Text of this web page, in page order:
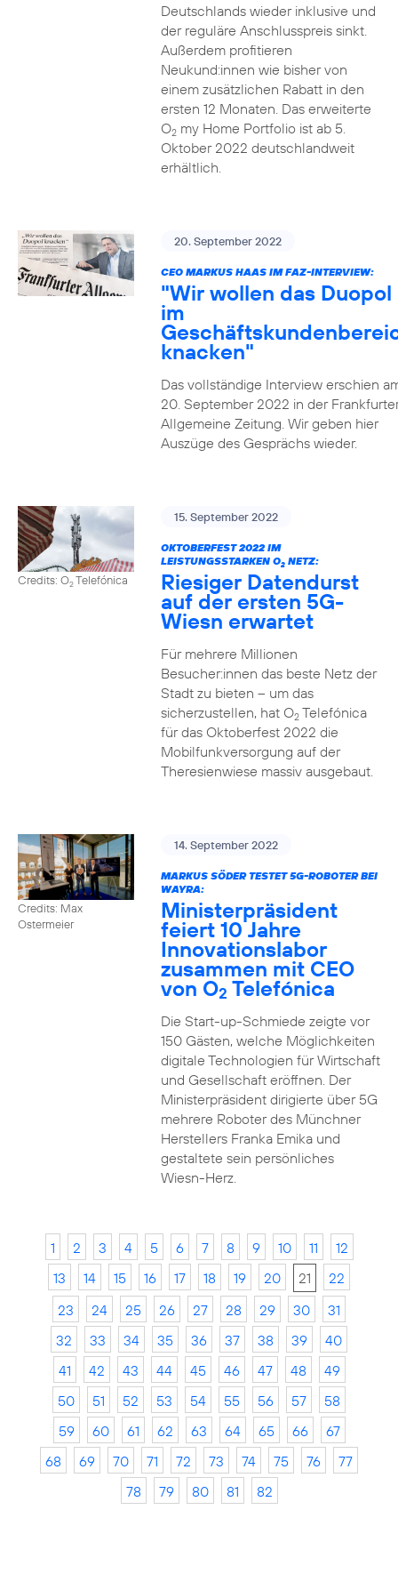
Deutschlands wieder inklusive und
der reguläre Anschlusspreis sinkt.
Außerdem profitieren
Neukund:innen wie bisher von
einem zusätzlichen Rabatt in den
ersten 12 Monaten. Das erweiterte
O2my Home Portfolio ist ab 5.
Oktober 2022 deutschlandweit
erhältlich.
20. September 2022
CEO MARKUS HAAS IM FAZ-INTERVIEW:
"Wir wollen das Duopol
im
knacken"
Das vollständige Interview erschien
20. September 2022 in der
Allgemeine Zeitung. Wir geben hier
Auszüge des Gesprächs wieder.
Credits: O2Telefónica
15. September 2022
OKTOBERFEST 2022 IM
LEISTUNGSSTARKEN O2NETZ:
Riesiger Datendurst
auf der ersten 5G-
Wiesn erwartet
Für mehrere Millionen
Besucher:innen das beste Netz der
Stadt zu bieten – um das
sicherzustellen, hat O2Telefónica
für das Oktoberfest 2022 die
Mobilfunkversorgung auf der
Theresienwiese massiv ausgebaut.
Credits: Max
Ostermeier
14. September 2022
MARKUS SÖDER TESTET 5G-ROBOTER BEI
WAYRA:
Ministerpräsident
feiert 10 Jahre
Innovationslabor
zusammen mit CEO
von O2 Telefónica
Die Start-up-Schmiede zeigte vor
150 Gästen, welche Möglichkeiten
digitale Technologien für Wirtschaft
und Gesellschaft eröffnen. Der
Ministerpräsident dirigierte über 5G
mehrere Roboter des Münchner
Herstellers Franka Emika und
gestaltete sein persönliches
Wiesn-Herz.
1 2 3 4 5 6 7 8 9 10 11
12
13
14 15 16 17 18 19 20 21
22
23
24 25 26 27 28 29 30
31
32
33 34 35 36 37 38 39
40
41
42 43 44 45 46 47 48
49
50
51 52 53 54 55 56 57
58
59
60 61 62 63 64 65 66
67
68
69 70 71 72 73 74 75 76
77
78
79 80 81 82